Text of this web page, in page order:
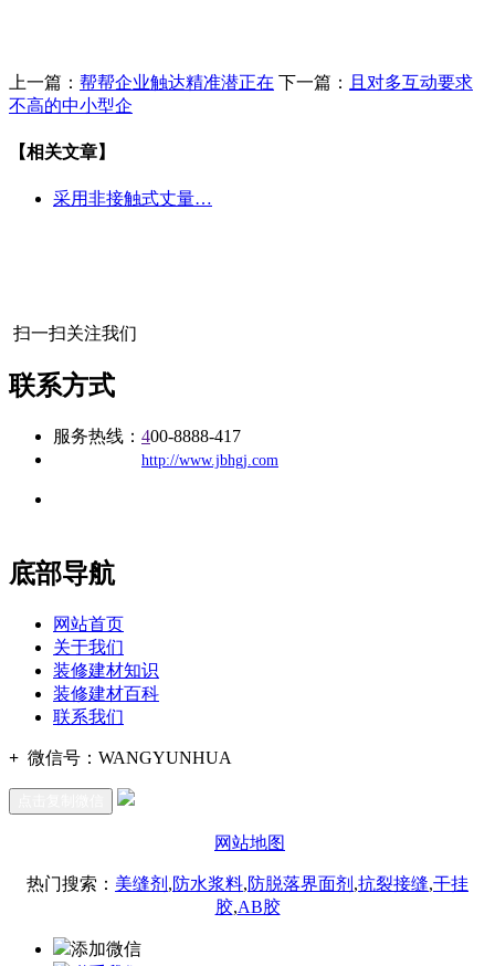
上一篇： 帮帮企业触达精准潜正在 下一篇：
且对多互动要求
不高的中小型企
【相关文章】
采用非接触式丈量…
扫一扫关注我们
联系方式
服务热线： 400-8888-417
http://www.jbhgj.com
底部导航
网站首页
关于我们
装修建材知识
装修建材百科
联系我们
+ 微信号： WANGYUNHUA
网站地图
热门搜索： 美缝剂 ,防水浆料,防脱落界面剂 ,抗裂接缝,干挂
胶,AB胶
添加微信